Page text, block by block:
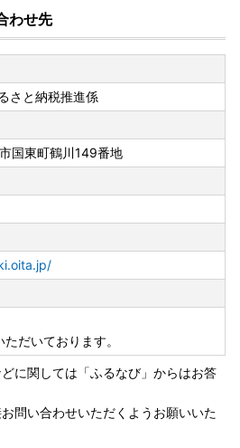
有料化について
所を変更（転送）する場合は、変
所までの定価運賃が発生します。
なり、お届け先の荷受人様ご負担
誤りがないか、よく確認の上ご寄
でご住所が変更になる際もご連絡
マト運輸の案内ページをご参照く
ついて
トお問い合わせフォームや市のメ
せいただいた場合、通常、翌開庁
ます。
レス誤りやサーバー障害などの理
可能性がありますので、お手数を
ルしていただくかお電話等にてお
わせ先
さと納税推進係
国東町鶴川149番地
だいております。
に関しては「ふるなび」からはお答
問い合わせいただくようお願いいた